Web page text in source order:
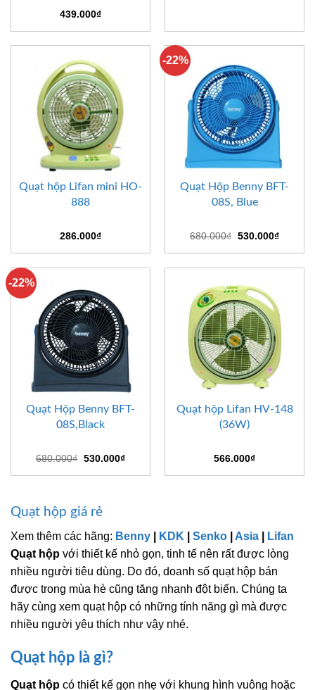
439.000₫
Quạt hộp Lifan mini HO-
888
286.000₫
-22%
Quạt Hộp Benny BFT-
08S, Blue
680.000₫ Giá
là:
530.000₫Giá
tại
-22%
Quạt Hộp Benny BFT-
08S,Black
680.000₫ Giá
là:
530.000₫Giá
tại
Quạt hộp Lifan HV-148
(36W)
566.000₫
Quạt hộp giá rẻ
Xem thêm các hãng: Benny KDK Senko Asia
Lifan
Quạt hộp với thiết kế nhỏ gọn, tinh tế nên rất được lòng
nhiều người tiêu dùng. Do đó, doanh số quạt hộp bán
được trong mùa hè cũng tăng nhanh đột biến. Chúng ta
hãy cùng xem quạt hộp có những tính năng gì mà được
nhiều người yêu thích như vậy nhé.
Quạt hộp là gì?
Quạt hộp có thiết kế gọn nhẹ với khung hình vuông hoặc